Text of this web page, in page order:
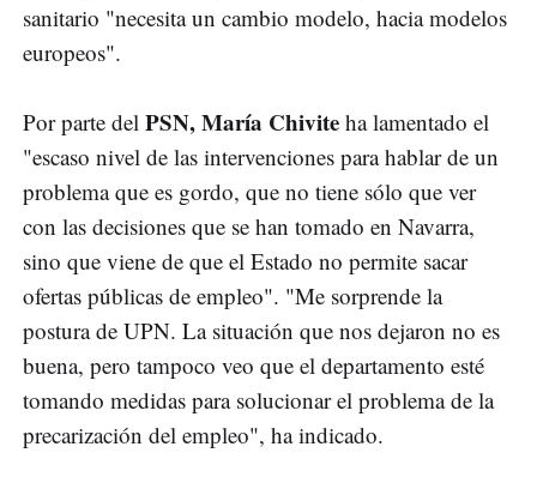
sanitario "necesita un cambio modelo, hacia modelos
europeos".
Por parte del PSN, María Chivite ha lamentado el
"escaso nivel de las intervenciones para hablar de un
problema que es gordo, que no tiene sólo que ver
con las decisiones que se han tomado en Navarra,
sino que viene de que el Estado no permite sacar
ofertas públicas de empleo". "Me sorprende la
postura de UPN. La situación que nos dejaron no es
buena, pero tampoco veo que el departamento esté
tomando medidas para solucionar el problema de la
precarización del empleo", ha indicado.